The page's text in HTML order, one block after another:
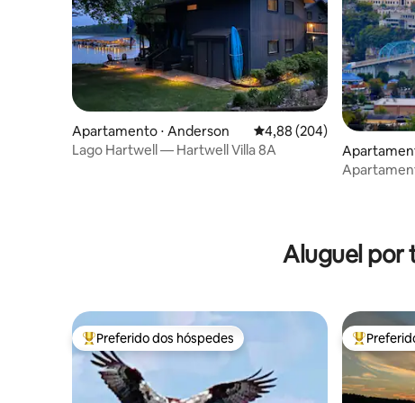
Apartamento ⋅ Anderson 4,88 de uma avaliação
4,88 (204)
Lago Hartwell — Hartwell Villa 8A
Aluguel por
Entre os melhores preferidos dos hóspedes
Preferido dos hóspedes Entre os